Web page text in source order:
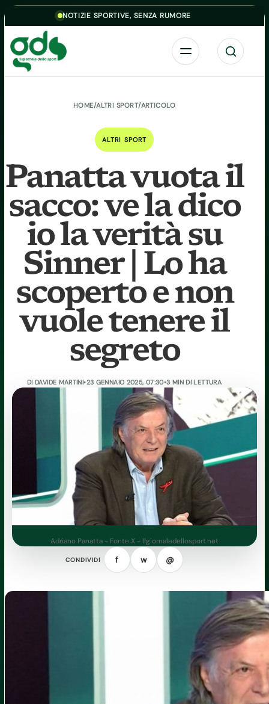
Skip to contentNOTIZIE SPORTIVE, SENZA RUMORE
Menu Cerca
HOME/ALTRI SPORT/ARTICOLO
ALTRI SPORT
Panatta vuota il
sacco: ve la dico
io la verità su
Sinner | Lo ha
scoperto e non
vuole tenere il
segreto
DIDAVIDE MARTINI•23 GENNAIO 2025, 07:30•3 MIN DI LETTURA
Adriano Panatta - Fonte X - Ilgiornaledellosport.net
CONDIVIDI f w @